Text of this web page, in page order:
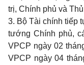
trị, Chính phủ và
3. Bộ Tài chính tiếp
tướng Chính phủ,
VPCP ngày 02
VPCP ngày 04